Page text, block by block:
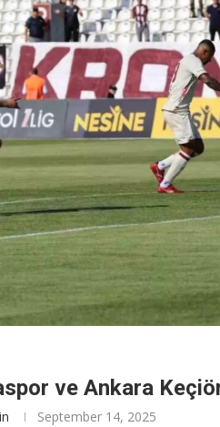
ve Ankara
September 14, 2025